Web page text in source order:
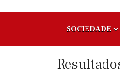
SOCIEDADE